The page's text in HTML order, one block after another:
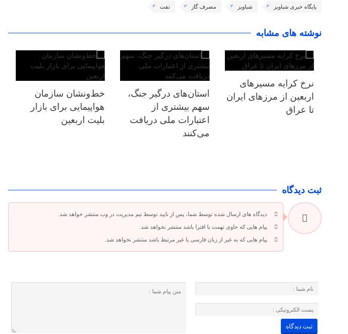
پایگاه خبری شباویز شباویز مصرف گاز نفت
نوشته های مشابه
نرخ کرایه مسیرهای
اربعین از مرزهای ایران
تا عراق
استان‌های درگیر جنگ،
سهم بیشتری از
اعتبارات ملی دریافت
می‌کنند
خط‌ونشان سازمان
هواپیمایی برای بازار
بلیت اربعین
ثبت دیدگاه
دیدگاه های ارسال شده توسط شما، پس از تایید توسط تیم مدیریت در وب منتشر خواهد شد.
پیام هایی که حاوی تهمت یا افترا باشد منتشر نخواهد شد.
پیام هایی که به غیر از زبان فارسی یا غیر مرتبط باشد منتشر نخواهد شد.